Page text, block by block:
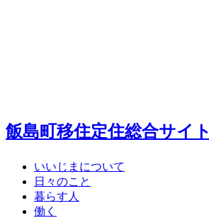
飯島町移住定住総合サイト
いいじまについて
日々のこと
暮らす人
働く